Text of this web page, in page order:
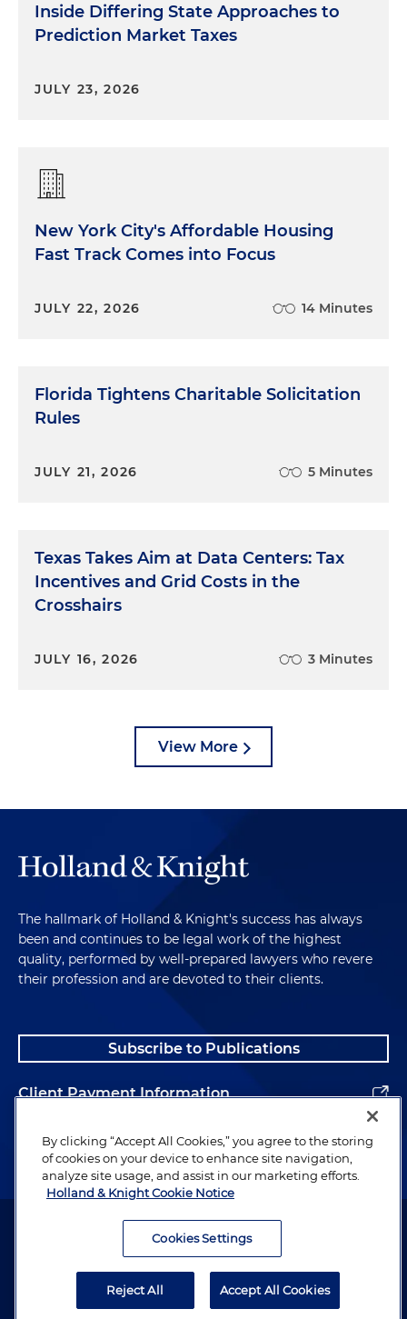
Inside Differing State Approaches to
Prediction Market Taxes
JULY 23, 2026
New York City's Affordable Housing
Fast Track Comes into Focus
JULY 22, 2026 14 Minutes
Florida Tightens Charitable Solicitation
Rules
JULY 21, 2026 5 Minutes
Texas Takes Aim at Data Centers: Tax
Incentives and Grid Costs in the
Crosshairs
JULY 16, 2026 3 Minutes
View More
The hallmark of Holland & Knight's success has always
been and continues to be legal work of the highest
quality, performed by well-prepared lawyers who revere
their profession and are devoted to their clients.
Subscribe to Publications
Client Payment Information
Alumni
Attorney Advertising. Copyright © 1996–2026 Holland & Knight LLP.
By clicking “Accept All Cookies,” you agree to the storing
of cookies on your device to enhance site navigation,
analyze site usage, and assist in our marketing efforts.
Holland & Knight Cookie Notice
Cookies Settings
Reject All Accept All Cookies